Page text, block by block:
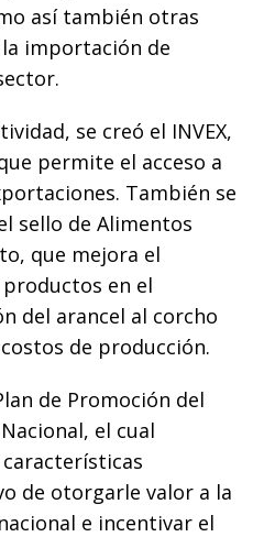
así también otras
importación de
se creó el INVEX,
permite el acceso a
También se
sello de Alimentos
que mejora el
en el
del arancel al corcho
de producción.
de Promoción del
el cual
de otorgarle valor a la
e incentivar el